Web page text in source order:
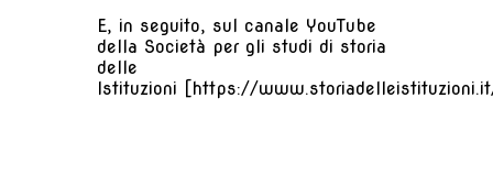
E, in seguito, sul canale YouTube
della Società per gli studi di storia
delle
Istituzioni
[https://